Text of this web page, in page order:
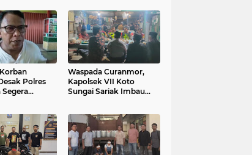
Polres
Segera
Waspada Curanmor,
Kapolsek VII Koto
Sungai Sariak Imbau